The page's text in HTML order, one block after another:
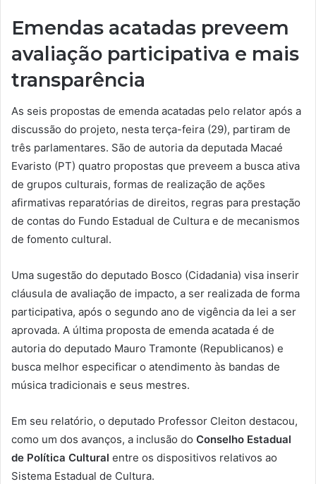
Emendas acatadas preveem
avaliação participativa e mais
transparência
As seis propostas de emenda acatadas pelo relator após a
discussão do projeto, nesta terça-feira (29), partiram de
três parlamentares. São de autoria da deputada Macaé
Evaristo (PT) quatro propostas que preveem a busca ativa
de grupos culturais, formas de realização de ações
afirmativas reparatórias de direitos, regras para prestação
de contas do Fundo Estadual de Cultura e de mecanismos
de fomento cultural.
Uma sugestão do deputado Bosco (Cidadania) visa inserir
cláusula de avaliação de impacto, a ser realizada de forma
participativa, após o segundo ano de vigência da lei a ser
aprovada. A última proposta de emenda acatada é de
autoria do deputado Mauro Tramonte (Republicanos) e
busca melhor especificar o atendimento às bandas de
música tradicionais e seus mestres.
Em seu relatório, o deputado Professor Cleiton destacou,
como um dos avanços, a inclusão do Conselho Estadual
de Política Cultural entre os dispositivos relativos ao
Sistema Estadual de Cultura.